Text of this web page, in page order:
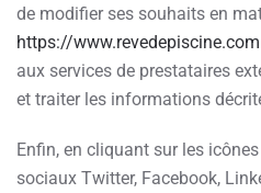
de modifier ses souhaits en
https://www.revedepiscine.com
aux services de prestataires
et traiter les informations
Enfin, en cliquant sur les
sociaux Twitter, Facebook,